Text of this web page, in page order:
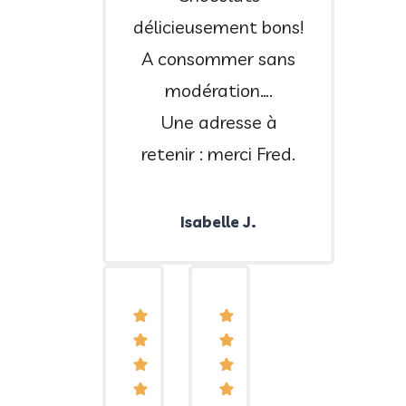
délicieusement bons!
A consommer sans
modération….
Une adresse à
retenir : merci Fred.
Isabelle J.